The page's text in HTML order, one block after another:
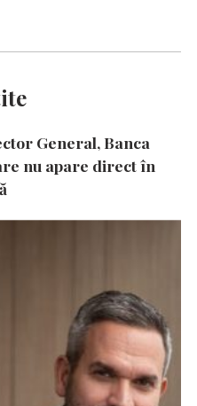
General, Banca
nu apare direct în